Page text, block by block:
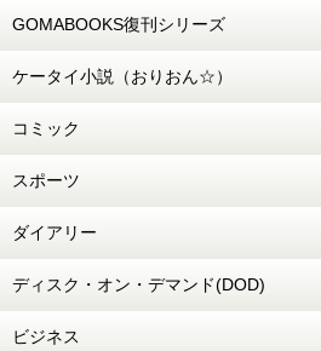
GOMABOOKS復刊シリーズ
ケータイ小説（おりおん☆）
コミック
スポーツ
ダイアリー
ディスク・オン・デマンド(DOD)
ビジネス